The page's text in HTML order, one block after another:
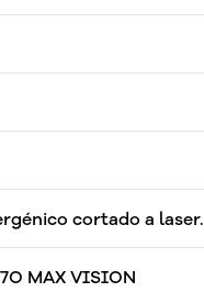
cortado a laser.
MAX VISION